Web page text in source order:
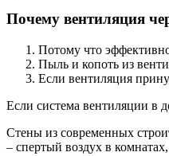
Почему вентиляция
Потому что
Пыль и копоть из
Если вентиляция
Если система вентиляции в
Стены из современных
– спертый воздух в